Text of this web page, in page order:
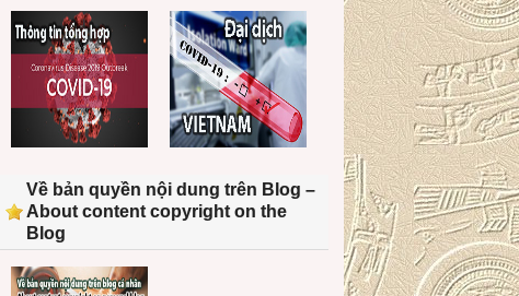
Về bản quyền nội dung trên Blog –
About content copyright on the
Blog